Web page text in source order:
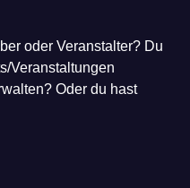
oder Veranstalter? Du
Veranstaltungen
Oder du hast